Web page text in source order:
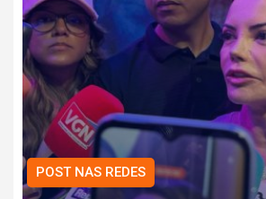
POST NAS REDES